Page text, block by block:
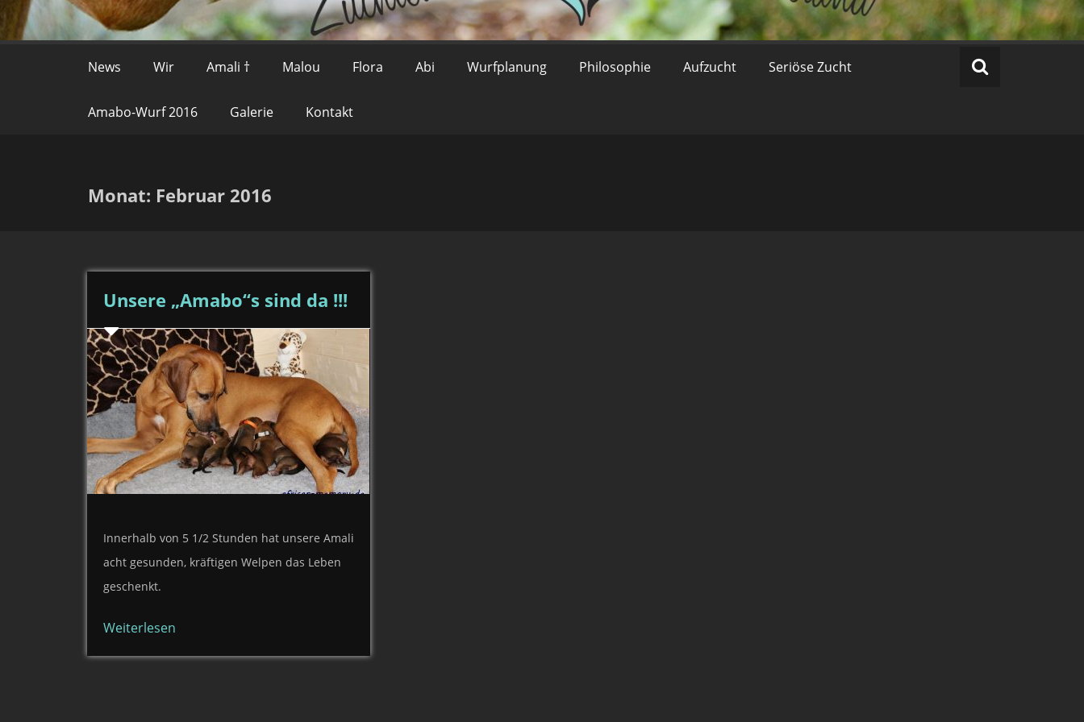
News Wir Amali † Malou Flora Abi Wurfplanung Philosophie Aufzucht Seriöse Zucht
Amabo-Wurf 2016 Galerie Kontakt
Monat: Februar 2016
Unsere „Amabo“s sind da !!!
Innerhalb von 5 1/2 Stunden hat unsere Amali
acht gesunden, kräftigen Welpen das Leben
geschenkt.
Weiterlesen